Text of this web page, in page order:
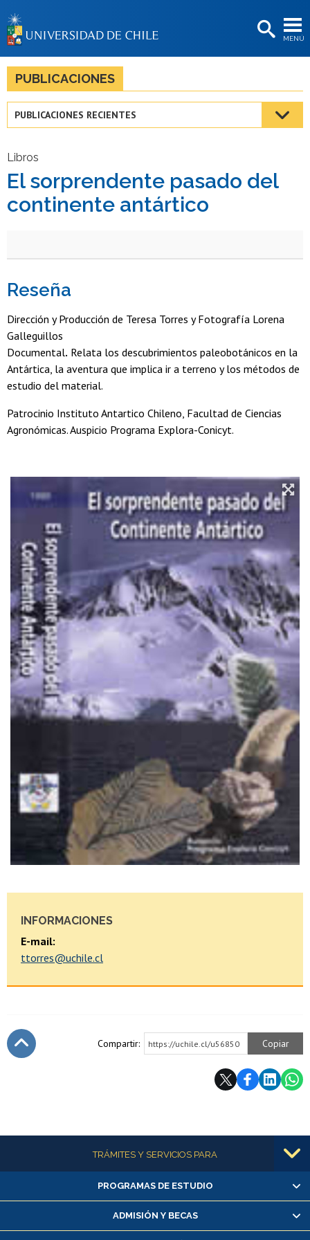
MENÚ
BIBLIOTECAS
LA UNIVERSIDAD
Estudiantes
Funcionarias/os
Egresadas/os
PUBLICACIONES
PUBLICACIONES RECIENTES
Libros
El sorprendente pasado del
continente antártico
INFORMACIONES
E-mail:
ttorres@uchile.cl
Reseña
Dirección y Producción de Teresa Torres y Fotografía Lorena
Galleguillos
Documental. Relata los descubrimientos paleobotánicos en la
Antártica, la aventura que implica ir a terreno y los métodos de
estudio del material.
Patrocinio Instituto Antartico Chileno, Facultad de Ciencias
Agronómicas. Auspicio Programa Explora-Conicyt.
Compartir: https://uchile.cl/u56850 Copiar
Más informaciónTRÁMITES Y SERVICIOS PARA
Alumnas/os y exalumnas/os
Matrícula en línea
Inscripción y cambio de asignaturas
PROGRAMAS DE ESTUDIO
ADMISIÓN Y BECAS